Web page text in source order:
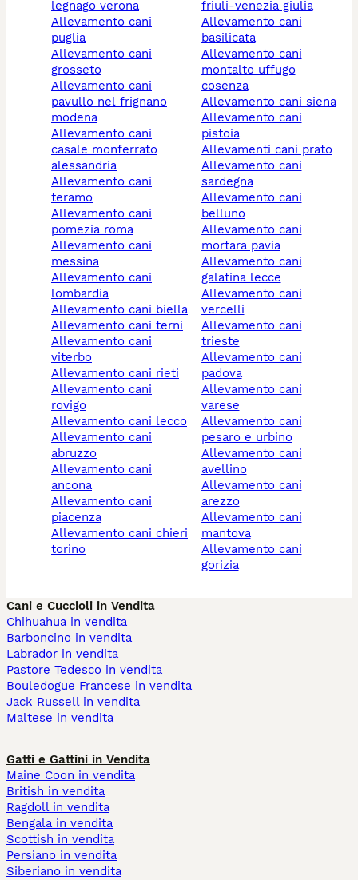
legnago verona
allevamento cani
puglia
allevamento cani
grosseto
allevamento cani
pavullo nel frignano
modena
allevamento cani
casale monferrato
alessandria
allevamento cani
teramo
allevamento cani
pomezia roma
allevamento cani
messina
allevamento cani
lombardia
allevamento cani biella
allevamento cani terni
allevamento cani
viterbo
allevamento cani rieti
allevamento cani
rovigo
allevamento cani lecco
allevamento cani
abruzzo
allevamento cani
ancona
allevamento cani
piacenza
allevamento cani chieri
torino
friuli-venezia giulia
allevamento cani
basilicata
allevamento cani
montalto uffugo
cosenza
allevamento cani siena
allevamento cani
pistoia
allevamenti cani prato
allevamento cani
sardegna
allevamento cani
belluno
allevamento cani
mortara pavia
allevamento cani
galatina lecce
allevamento cani
vercelli
allevamento cani
trieste
allevamento cani
padova
allevamento cani
varese
allevamento cani
pesaro e urbino
allevamento cani
avellino
allevamento cani
arezzo
allevamento cani
mantova
allevamento cani
gorizia
Cani e Cuccioli in Vendita
Chihuahua in vendita
Barboncino in vendita
Labrador in vendita
Pastore Tedesco in vendita
Bouledogue Francese in vendita
Jack Russell in vendita
Maltese in vendita
Gatti e Gattini in Vendita
Maine Coon in vendita
British in vendita
Ragdoll in vendita
Bengala in vendita
Scottish in vendita
Persiano in vendita
Siberiano in vendita